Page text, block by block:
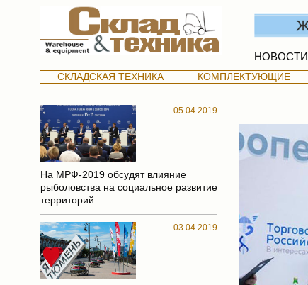
НОВОСТИ
СКЛАДСКАЯ ТЕХНИКА КОМПЛЕКТУЮЩИЕ
05.04.2019
На МРФ-2019 обсудят влияние
рыболовства на социальное развитие
территорий
03.04.2019